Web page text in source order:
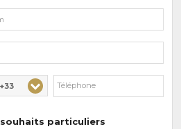
particuliers